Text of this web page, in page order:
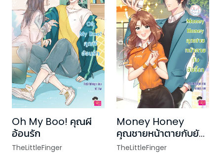
Oh My Boo! คุณผี
อ้อนรัก
TheLittleFinger
Money Honey
คุณชายหน้าตายกับยัย
ขี้งก
TheLittleFinger